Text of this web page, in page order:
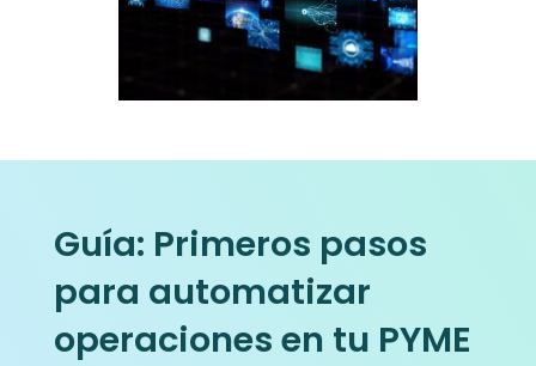
Guía: Primeros pasos
para automatizar
operaciones en tu PYME